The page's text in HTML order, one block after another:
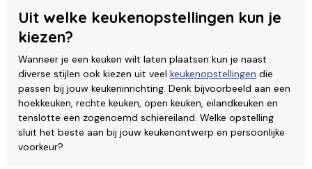
Uit welke keukenopstellingen kun je
kiezen?
Wanneer je een keuken wilt laten plaatsen kun je naast
diverse stijlen ook kiezen uit veel keukenopstellingen die
passen bij jouw keukeninrichting. Denk bijvoorbeeld aan een
hoekkeuken, rechte keuken, open keuken, eilandkeuken en
tenslotte een zogenoemd schiereiland. Welke opstelling
sluit het beste aan bij jouw keukenontwerp en persoonlijke
voorkeur?